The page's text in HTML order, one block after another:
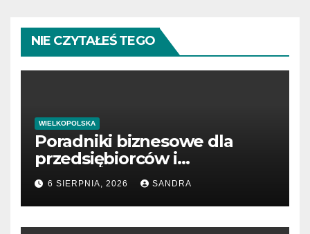
NIE CZYTAŁEŚ TEGO
WIELKOPOLSKA
Poradniki biznesowe dla
przedsiębiorców i
menedżerów
6 SIERPNIA, 2026 SANDRA